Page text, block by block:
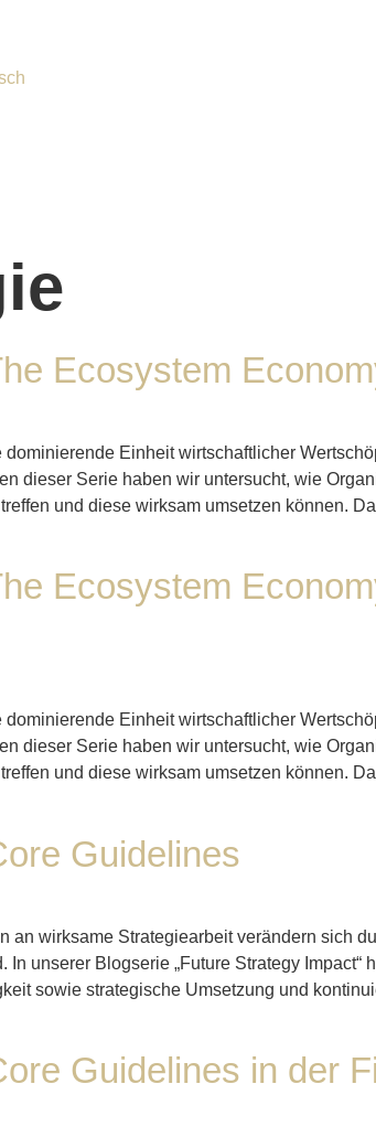
Ecosystem
Einheit wirtschaftlicher
dieser Serie haben wir untersucht, wie
und diese wirksam umsetzen können.
Ecosystem
Einheit wirtschaftlicher
dieser Serie haben wir untersucht, wie
und diese wirksam umsetzen können.
Guidelines
wirksame Strategiearbeit verändern sich
unserer Blogserie „Future Strategy Impact“
sowie strategische Umsetzung und
Guidelines in der